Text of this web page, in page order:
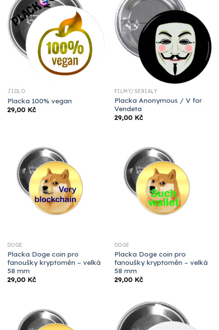
JÍDLO
Placka 100% vegan
29,00 Kč
FILMY/SERIÁLY
Placka Anonymous / V for
Vendeta
29,00 Kč
DOGE
Placka Doge coin pro
fanoušky kryptoměn – velká
58 mm
29,00 Kč
DOGE
Placka Doge coin pro
fanoušky kryptoměn – velká
58 mm
29,00 Kč